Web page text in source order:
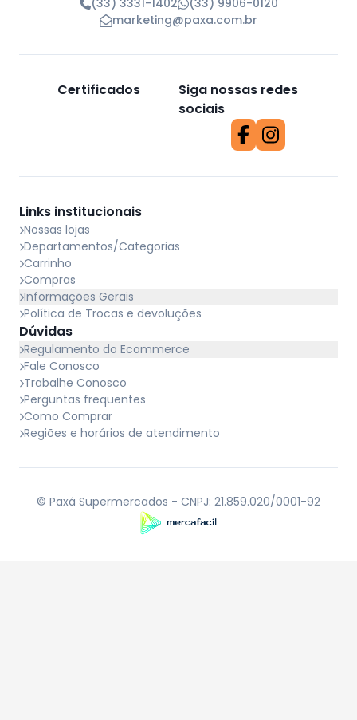
(33) 3331-1402
(33) 9906-0120
marketing@paxa.com.br
Certificados
Siga nossas redes
sociais
Links institucionais
Nossas lojas
Departamentos/Categorias
Carrinho
Compras
Informações Gerais
Política de Trocas e devoluções
Dúvidas
Regulamento do Ecommerce
Fale Conosco
Trabalhe Conosco
Perguntas frequentes
Como Comprar
Regiões e horários de atendimento
© Paxá Supermercados - CNPJ: 21.859.020/0001-92